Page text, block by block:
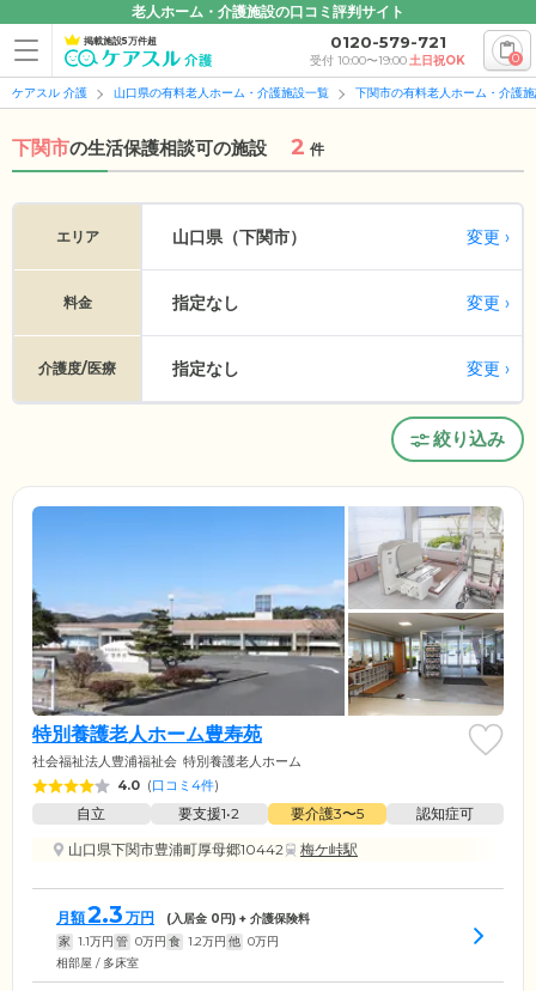
老人ホーム・介護施設の口コミ評判サイト
掲載施設5万件超 0120-579-721
受付 10:00〜19:00土日祝OK 0
ケアスル 介護 山口県の有料老人ホーム・介護施設一覧 下関市の有料老人ホーム・介護
下関市の生活保護相談可の施設 2 件
エリア 山口県（下関市） 変更
料金 指定なし 変更
介護度/医療 指定なし 変更
絞り込み
特別養護老人ホーム豊寿苑
社会福祉法人豊浦福祉会 特別養護老人ホーム
4.0 (口コミ4件)
自立 要支援1•2 要介護3〜5
認知症可
山口県下関市豊浦町厚母郷10442
梅ケ峠駅
月額2.3 万円 (入居金 0円) + 介護保険料
家 1.1万円 管 0万円 食 1.2万円 他 0万円
相部屋 / 多床室